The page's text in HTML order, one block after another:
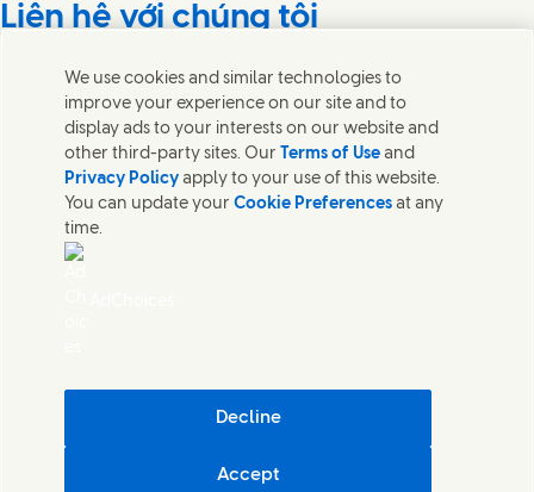
Liên hệ với chúng tôi
Liên hệ với các nhóm chuyên gia và Unilever hoặc tìm các
liên lạc trên khắp thế giới.
Liên hệ với chúng tôi
Thông báo pháp lý
Thông báo về Cookie
Quy trình giải quyết khiếu nại của người tiêu dùng
Điều khoản & Điều kiện Chương trình Thương hiệu Tiktok Shop
We use cookies and similar technologies to
improve your experience on our site and to
display ads to your interests on our website and
other third-party sites. Our Terms of Use and
Privacy Policy apply to your use of this website.
You can update yourCookie Preferences at any
time.
Decline
Accept